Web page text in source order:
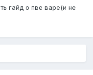
гайд о пве варе(и не